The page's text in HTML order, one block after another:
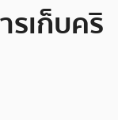
รเก็บคริ